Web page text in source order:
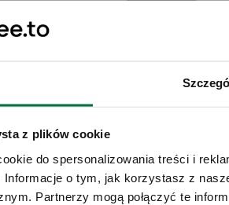
z plików cookie
do spersonalizowania treści i
o tym, jak korzystasz z
Partnerzy mogą połączyć te